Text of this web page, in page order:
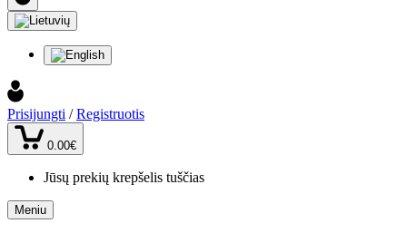
Prisijungti / Registruotis
0.00€
Jūsų prekių krepšelis tuščias
Meniu